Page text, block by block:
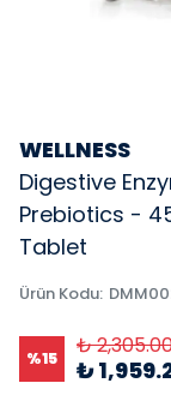
WELLNESS
Digestive
Prebiotics -
Tablet
Ürün Kodu:
%15 ₺
₺